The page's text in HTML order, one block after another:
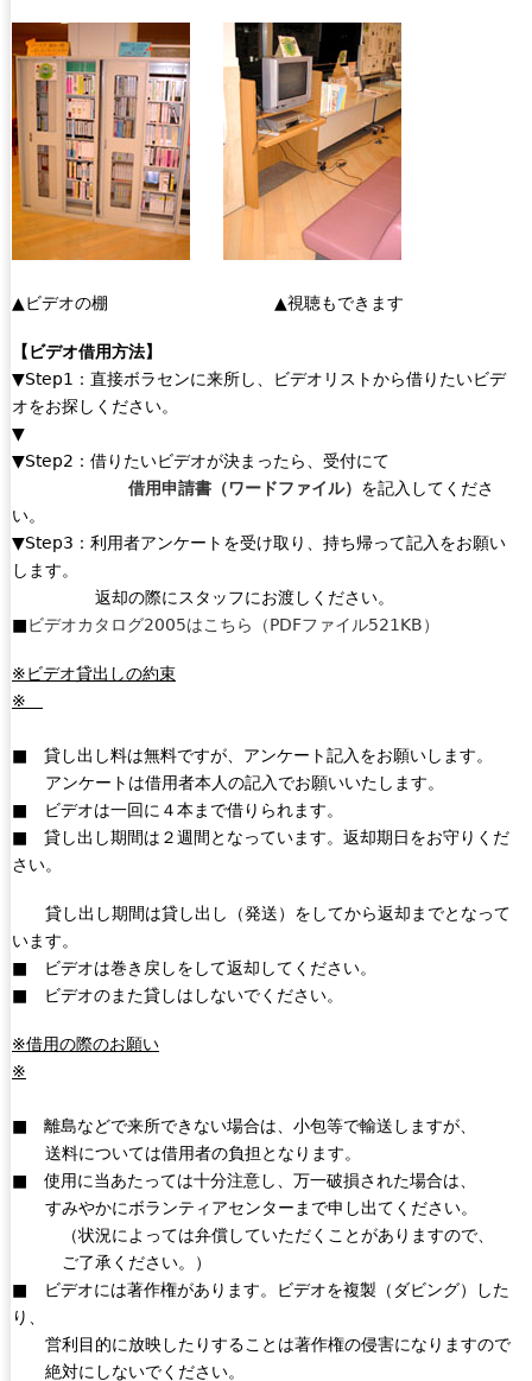
▲ビデオの棚 ▲視聴もできます
【ビデオ借用方法】
▼Step1：直接ボラセンに来所し、ビデオリストから借りたいビデ
オをお探しください。
▼
▼Step2：借りたいビデオが決まったら、受付にて
借用申請書（ワードファイル） を記入してくださ
い。
▼Step3：利用者アンケートを受け取り、持ち帰って記入をお願い
します。
返却の際にスタッフにお渡しください。
■ビデオカタログ2005はこちら（PDFファイル521KB）
※ビデオ貸出しの約束
※
■ 貸し出し料は無料ですが、アンケート記入をお願いします。
アンケートは借用者本人の記入でお願いいたします。
■ ビデオは一回に４本まで借りられます。
■ 貸し出し期間は２週間となっています。返却期日をお守りくだ
さい。
貸し出し期間は貸し出し（発送）をしてから返却までとなって
います。
■ ビデオは巻き戻しをして返却してください。
■ ビデオのまた貸しはしないでください。
※借用の際のお願い
※
■ 離島などで来所できない場合は、小包等で輸送しますが、
送料については借用者の負担となります。
■ 使用に当あたっては十分注意し、万一破損された場合は、
すみやかにボランティアセンターまで申し出てください。
（状況によっては弁償していただくことがありますので、
ご了承ください。）
■ ビデオには著作権があります。ビデオを複製（ダビング）した
り、
営利目的に放映したりすることは著作権の侵害になりますので
絶対にしないでください。